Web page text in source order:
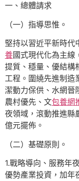
一、總體請求
（一）指導思惟。
堅持以習近平新時代
養國式現代化為主線
提質、穩量、優結構
工程。圍繞先進制造
潔動力保供、水網晉
農村優先、文包養網
夜領域，滾動推進縣
億元擺佈。
（二）基礎原則。
1.戰略導向、服務年
優勢產業投資，加年